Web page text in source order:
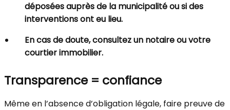
déposées auprès de la municipalité ou si des
interventions ont eu lieu.
En cas de doute, consultez un notaire ou votre
courtier immobilier.
Transparence = confiance
Même en l’absence d’obligation légale, faire preuve de